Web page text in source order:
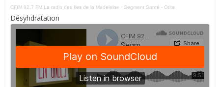
CFIM 92,7 FM La radio des Iles de la Madeleine · Segment Santé - Otite
Désyhdratation